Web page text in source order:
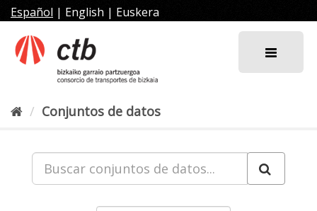
al
contenido
Español | English | Euskera
Conjuntos de datos